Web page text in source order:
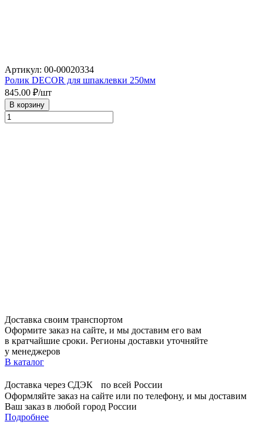
Артикул: 00-00020334
Ролик DECOR для шпаклевки 250мм
845.00 ₽/шт
В корзину
Доставка своим транспортом
Оформите заказ на сайте, и мы доставим его вам
в кратчайшие сроки. Регионы доставки уточняйте
у менеджеров
В каталог
Доставка через СДЭК по всей России
Оформляйте заказ на сайте или по телефону, и мы доставим
Ваш заказ в любой город России
Подробнее